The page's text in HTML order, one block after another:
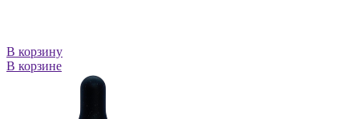
В корзину
В корзине